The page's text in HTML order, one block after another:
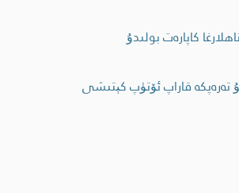
كاپارەت بولىدۇ
تەرەپكە قاراپ ئۆتۈپ كېتىشى